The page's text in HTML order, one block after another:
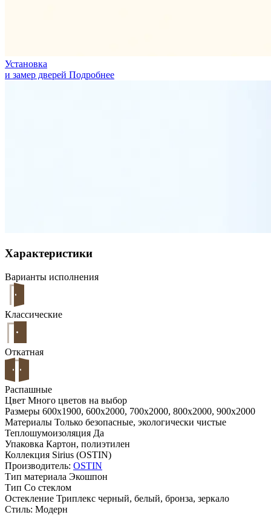
Установка
и замер дверей Подробнее
Характеристики
Варианты исполнения
Классические
Откатная
Распашные
Цвет Много цветов на выбор
Размеры 600x1900, 600x2000, 700x2000, 800x2000, 900x2000
Материалы Только безопасные, экологически чистые
Теплошумоизоляция Да
Упаковка Картон, полиэтилен
Коллекция Sirius (OSTIN)
Производитель: OSTIN
Тип материала Экошпон
Тип Со стеклом
Остекление Триплекс черный, белый, бронза, зеркало
Стиль: Модерн